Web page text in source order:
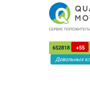
652818 +55
Довольных